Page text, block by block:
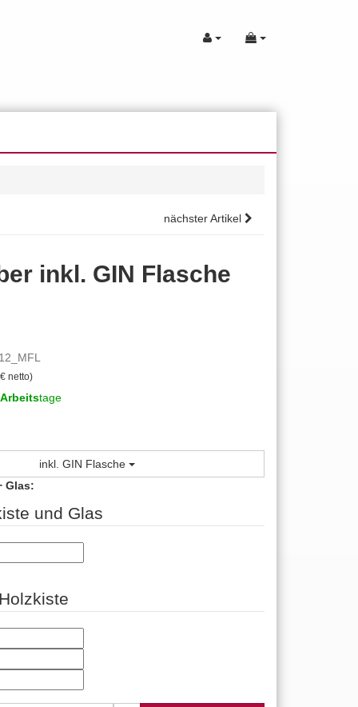
nächster Artikel
inkl. GIN Flasche
netto)
Arbeitstage
inkl. GIN Flasche
Glas:
und Glas